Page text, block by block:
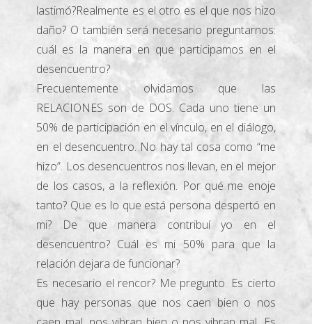
lastimó?Realmente es el otro es el que nos hizo
daño? O también será necesario preguntarnos:
cuál es la manera en que participamos en el
desencuentro?
Frecuentemente olvidamos que las
RELACIONES son de DOS. Cada uno tiene un
50% de participación en el vínculo, en el diálogo,
en el desencuentro. No hay tal cosa como “me
hizo”. Los desencuentros nos llevan, en el mejor
de los casos, a la reflexión. Por qué me enoje
tanto? Que es lo que está persona despertó en
mi? De que manera contribuí yo en el
desencuentro? Cuál es mi 50% para que la
relación dejara de funcionar?
Es necesario el rencor? Me pregunto. Es cierto
que hay personas que nos caen bien o nos